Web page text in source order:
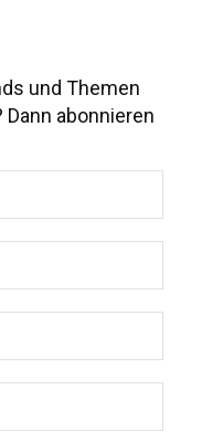
und Themen
abonnieren